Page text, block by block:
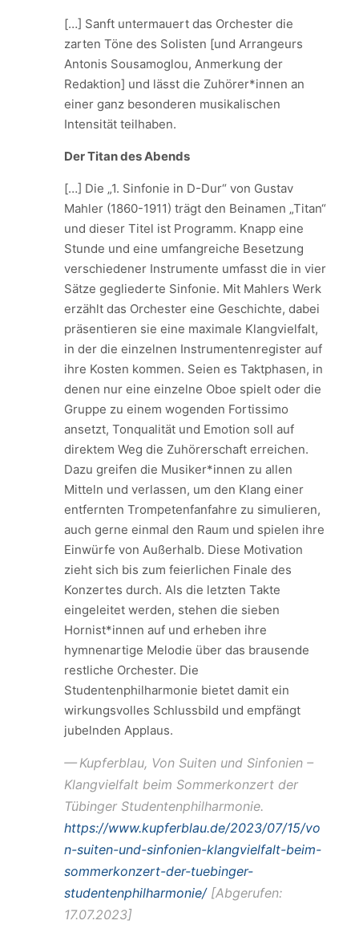
[…] Sanft untermauert das Orchester die
zarten Töne des Solisten [und Arrangeurs
Antonis Sousamoglou, Anmerkung der
Redaktion] und lässt die Zuhörer*innen an
einer ganz besonderen musikalischen
Intensität teilhaben.
Der Titan des Abends
[…] Die „1. Sinfonie in D-Dur“ von Gustav
Mahler (1860-1911) trägt den Beinamen „Titan“
und dieser Titel ist Programm. Knapp eine
Stunde und eine umfangreiche Besetzung
verschiedener Instrumente umfasst die in vier
Sätze gegliederte Sinfonie. Mit Mahlers Werk
erzählt das Orchester eine Geschichte, dabei
präsentieren sie eine maximale Klangvielfalt,
in der die einzelnen Instrumentenregister auf
ihre Kosten kommen. Seien es Taktphasen, in
denen nur eine einzelne Oboe spielt oder die
Gruppe zu einem wogenden Fortissimo
ansetzt, Tonqualität und Emotion soll auf
direktem Weg die Zuhörerschaft erreichen.
Dazu greifen die Musiker*innen zu allen
Mitteln und verlassen, um den Klang einer
entfernten Trompetenfanfahre zu simulieren,
auch gerne einmal den Raum und spielen ihre
Einwürfe von Außerhalb. Diese Motivation
zieht sich bis zum feierlichen Finale des
Konzertes durch. Als die letzten Takte
eingeleitet werden, stehen die sieben
Hornist*innen auf und erheben ihre
hymnenartige Melodie über das brausende
restliche Orchester. Die
Studentenphilharmonie bietet damit ein
wirkungsvolles Schlussbild und empfängt
jubelnden Applaus.
Kupferblau, Von Suiten und Sinfonien –
Klangvielfalt beim Sommerkonzert der
Tübinger Studentenphilharmonie.
https://www.kupferblau.de/2023/07/15/vo
n-suiten-und-sinfonien-klangvielfalt-beim-
sommerkonzert-der-tuebinger-
studentenphilharmonie/[Abgerufen:
17.07.2023]